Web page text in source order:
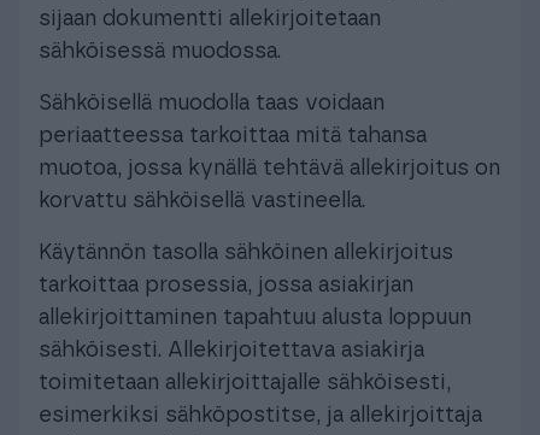
sijaan dokumentti allekirjoitetaan
sähköisessä muodossa.
Sähköisellä muodolla taas voidaan
periaatteessa tarkoittaa mitä tahansa
muotoa, jossa kynällä tehtävä allekirjoitus on
korvattu sähköisellä vastineella.
Käytännön tasolla sähköinen allekirjoitus
tarkoittaa prosessia, jossa asiakirjan
allekirjoittaminen tapahtuu alusta loppuun
sähköisesti. Allekirjoitettava asiakirja
toimitetaan allekirjoittajalle sähköisesti,
esimerkiksi sähköpostitse, ja allekirjoittaja